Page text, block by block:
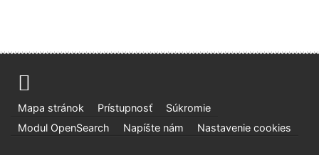
Mapa stránok Prístupnosť
Súkromie
Modul OpenSearch
Napíšte nám Nastavenie cookies